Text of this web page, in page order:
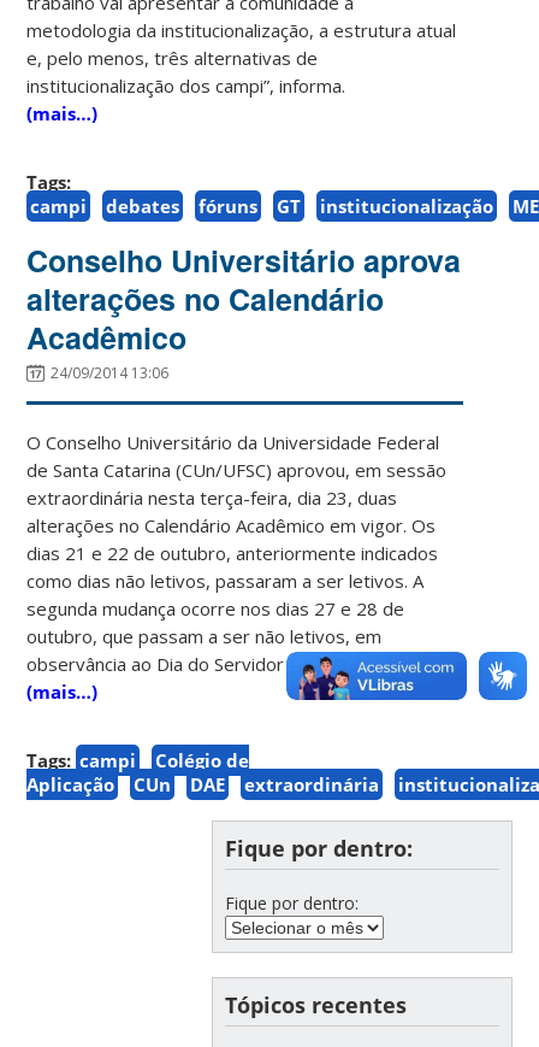
metodologia da institucionalização, a estrutura atual
e, pelo menos, três alternativas de
institucionalização dos campi”, informa.
(mais…)
Tags:
campi
debates fóruns GT institucionalização
Conselho Universitário aprova
alterações no Calendário
Acadêmico
24/09/2014 13:06
O Conselho Universitário da Universidade Federal
de Santa Catarina (CUn/UFSC) aprovou, em sessão
extraordinária nesta terça-feira, dia 23, duas
alterações no Calendário Acadêmico em vigor. Os
dias 21 e 22 de outubro, anteriormente indicados
como dias não letivos, passaram a ser letivos. A
segunda mudança ocorre nos dias 27 e 28 de
outubro, que passam a ser não letivos, em
observância ao Dia do Servidor Público.
(mais…)
Tags: campi
Colégio de
Aplicação
CUn DAE extraordinária
Fique por dentro:
Fique por dentro:
Tópicos recentes